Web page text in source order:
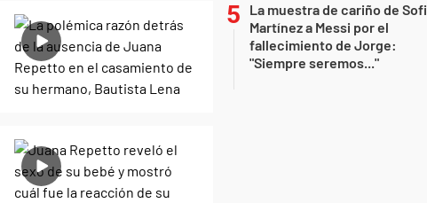
La muestra de cariño de Sofi
Martínez a Messi por el
fallecimiento de Jorge:
"Siempre seremos..."